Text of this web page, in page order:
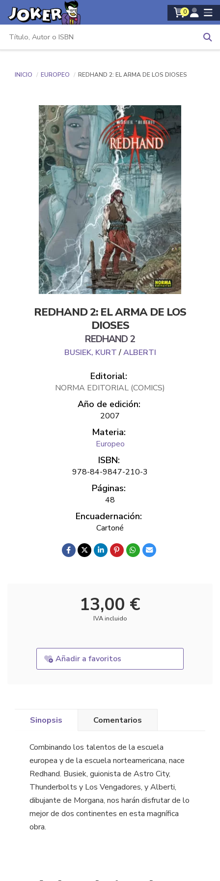
0
INICIO EUROPEO REDHAND 2: EL ARMA DE LOS DIOSES
REDHAND 2: EL ARMA DE LOS
DIOSES
REDHAND 2
BUSIEK, KURT/ALBERTI
Editorial:
NORMA EDITORIAL (COMICS)
Año de edición:
2007
Materia:
Europeo
ISBN:
978-84-9847-210-3
Páginas:
48
Encuadernación:
Cartoné
13,00 €
IVA incluido
Añadir a favoritos
Sinopsis Comentarios
Combinando los talentos de la escuela
europea y de la escuela norteamericana, nace
Redhand. Busiek, guionista de Astro City,
Thunderbolts y Los Vengadores, y Alberti,
dibujante de Morgana, nos harán disfrutar de lo
mejor de dos continentes en esta magnífica
obra.